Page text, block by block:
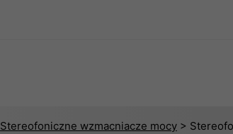
Stereofoniczne wzmacniacze mocy>